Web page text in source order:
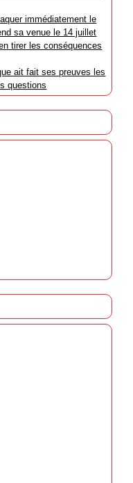
immédiatement le
sa venue le 14 juillet
tirer les conséquences
ait fait ses preuves les
questions